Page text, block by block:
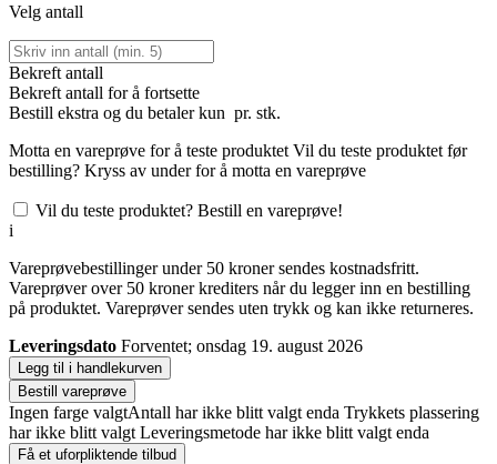
Velg antall
Bekreft antall
Bekreft antall for å fortsette
Bestill ekstra og du betaler kun pr. stk.
Motta en vareprøve for å teste produktet Vil du teste produktet før
bestilling? Kryss av under for å motta en vareprøve
Vil du teste produktet? Bestill en vareprøve!
i
Vareprøvebestillinger under 50 kroner sendes kostnadsfritt.
Vareprøver over 50 kroner krediters når du legger inn en bestilling
på produktet. Vareprøver sendes uten trykk og kan ikke returneres.
Leveringsdato Forventet; onsdag 19. august 2026
Legg til i handlekurven
Bestill vareprøve
Ingen farge valgtAntall har ikke blitt valgt enda Trykkets plassering
har ikke blitt valgt Leveringsmetode har ikke blitt valgt enda
Få et uforpliktende tilbud